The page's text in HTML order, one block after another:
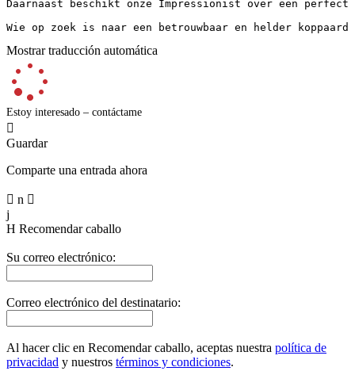
Daarnaast beschikt onze Impressionist over een
Wie op zoek is naar een betrouwbaar en helder
Mostrar traducción automática
Estoy interesado – contáctame

Guardar
Comparte una entrada ahora
 n 
j
H Recomendar caballo
Su correo electrónico:
Correo electrónico del destinatario:
Al hacer clic en Recomendar caballo, aceptas nuestra política de
privacidad y nuestros términos y condiciones.